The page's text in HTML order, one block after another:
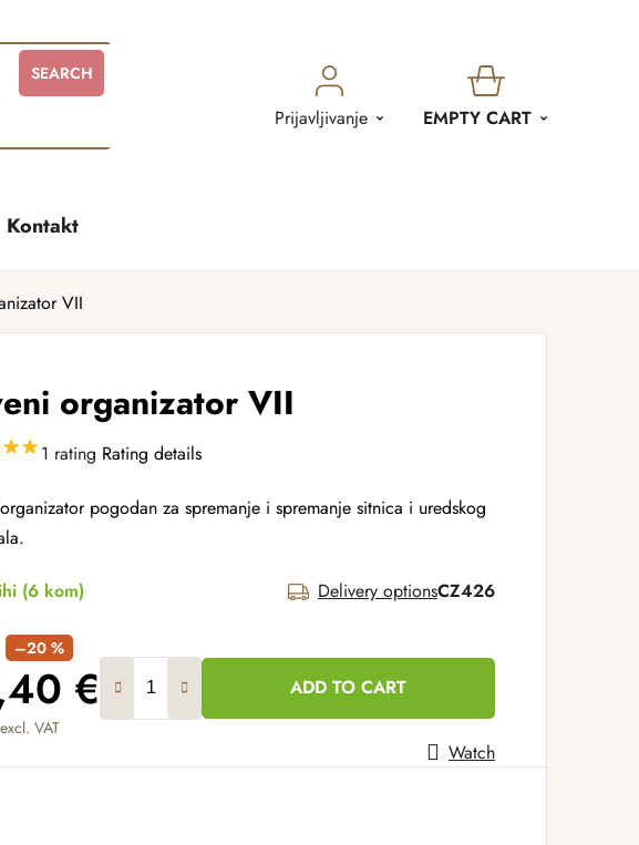
SEARCH
Prijavljivanje
SHOPPING
EMPTY CART
Kontakt
VII
organizator VII
1 rating Rating details
pogodan za spremanje i spremanje sitnica i uredskog
(6 kom) Delivery optionsCZ426
–20 %
€
VAT
price:
ADD TO CART
Watch